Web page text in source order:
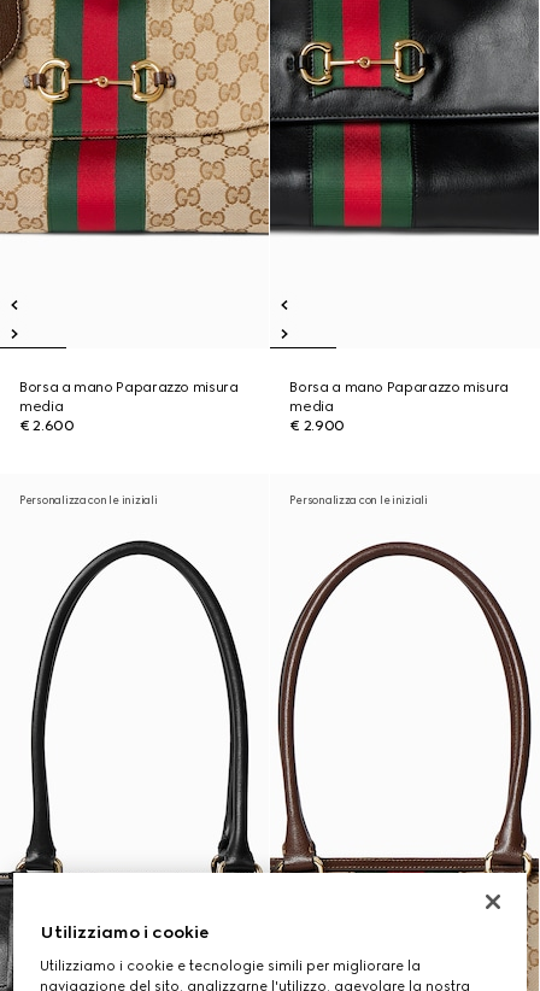
Borsa a mano Paparazzo misura
media
€ 2.600
Borsa a mano Paparazzo misura
media
€ 2.900
Personalizza con le iniziali Personalizza con le iniziali
Utilizziamo i cookie
Utilizziamo i cookie e tecnologie simili per migliorare la
navigazione del sito, analizzarne l'utilizzo, agevolare la nostra